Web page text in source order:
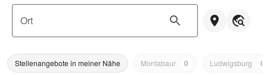
Ort
Stellenangebote in meiner Nähe Montabaur 0 Ludwigsburg 0